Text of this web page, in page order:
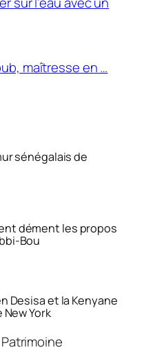
maîtresse en …
sénégalais de
dément les propos
Bou
Desisa et la Kenyane
York